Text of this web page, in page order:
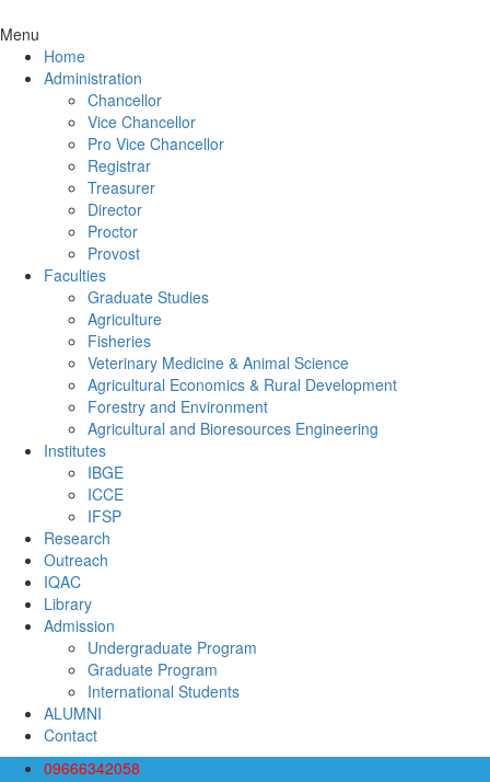
Menu
Home
Administration
Chancellor
Vice Chancellor
Pro Vice Chancellor
Registrar
Treasurer
Director
Proctor
Provost
Faculties
Graduate Studies
Agriculture
Fisheries
Veterinary Medicine & Animal Science
Agricultural Economics & Rural Development
Forestry and Environment
Agricultural and Bioresources Engineering
Institutes
IBGE
ICCE
IFSP
Research
Outreach
IQAC
Library
Admission
Undergraduate Program
Graduate Program
International Students
ALUMNI
Contact
09666342058